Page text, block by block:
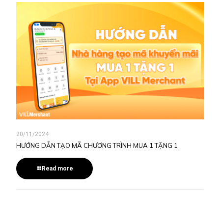
20/11/2024
HƯỚNG DẪN TẠO MÃ CHƯƠNG TRÌNH MUA 1 TẶNG 1
Read more